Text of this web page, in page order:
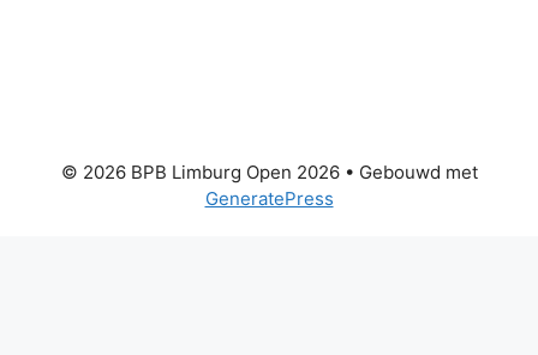
© 2026 BPB Limburg Open 2026• Gebouwd met
GeneratePress